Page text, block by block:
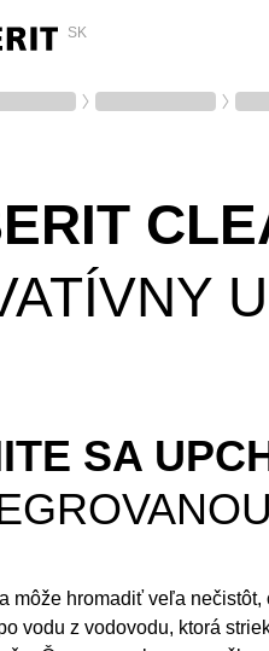
SK
SA
môže hromadiť veľa
vodu z vodovodu, ktorá